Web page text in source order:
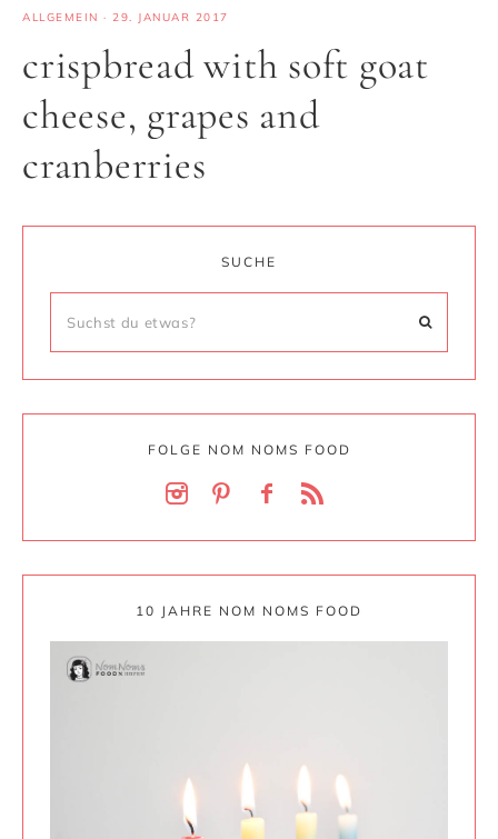
ALLGEMEIN · 29. JANUAR 2017
crispbread with soft goat
cheese, grapes and
cranberries
SUCHE
FOLGE NOM NOMS FOOD
10 JAHRE NOM NOMS FOOD